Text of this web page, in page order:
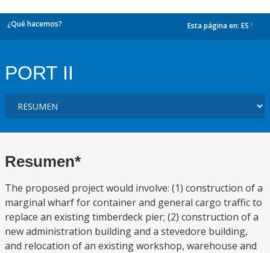
¿Qué hacemos? Esta página en: ES
PORT II
Resumen*
The proposed project would involve: (1) construction of a
marginal wharf for container and general cargo traffic to
replace an existing timberdeck pier; (2) construction of a
new administration building and a stevedore building,
and relocation of an existing workshop, warehouse and